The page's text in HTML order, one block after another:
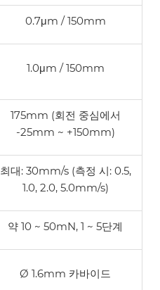
0.7μm / 150mm
1.0μm / 150mm
175mm (회전 중심에서
-25mm ~ +150mm)
최대: 30mm/s (측정 시: 0.5,
1.0, 2.0, 5.0mm/s)
약 10 ~ 50mN, 1 ~ 5단계
Ø 1.6mm 카바이드